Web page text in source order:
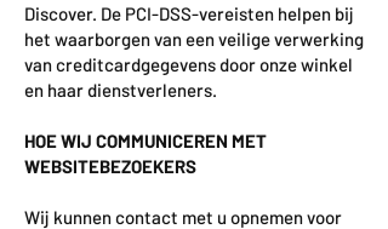
Discover. De PCI-DSS-vereisten helpen bij
het waarborgen van een veilige verwerking
van creditcardgegevens door onze winkel
en haar dienstverleners.
HOE WIJ COMMUNICEREN MET
WEBSITEBEZOEKERS
Wij kunnen contact met u opnemen voor